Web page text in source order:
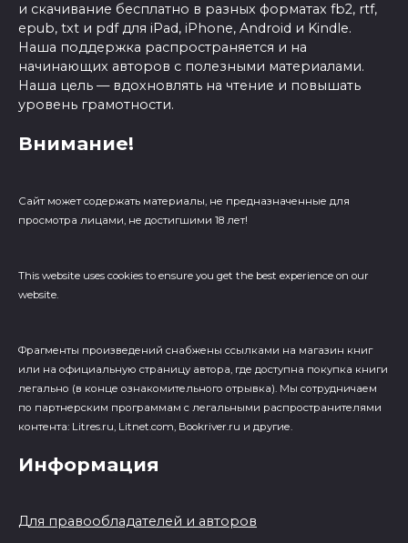
и скачивание бесплатно в разных форматах fb2, rtf,
epub, txt и pdf для iPad, iPhone, Android и Kindle.
Наша поддержка распространяется и на
начинающих авторов с полезными материалами.
Наша цель — вдохновлять на чтение и повышать
уровень грамотности.
Внимание!
Сайт может содержать материалы, не предназначенные для
просмотра лицами, не достигшими 18 лет!
This website uses cookies to ensure you get the best experience on our
website.
Фрагменты произведений cнабжены ссылками на магазин книг
или на официальную страницу автора, где доступна покупка книги
легально (в конце ознакомительного отрывка). Мы сотрудничаем
по партнерским программам с легальными распространителями
контента: Litres.ru, Litnet.com, Bookriver.ru и другие.
Информация
Для правообладателей и авторов